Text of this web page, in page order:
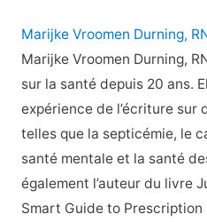
Marijke Vroomen Durning,
Marijke Vroomen Durning,
sur la santé depuis 20 ans.
expérience de l’écriture sur
telles que la septicémie, le
santé mentale et la santé
également l’auteur du livre
Smart Guide to